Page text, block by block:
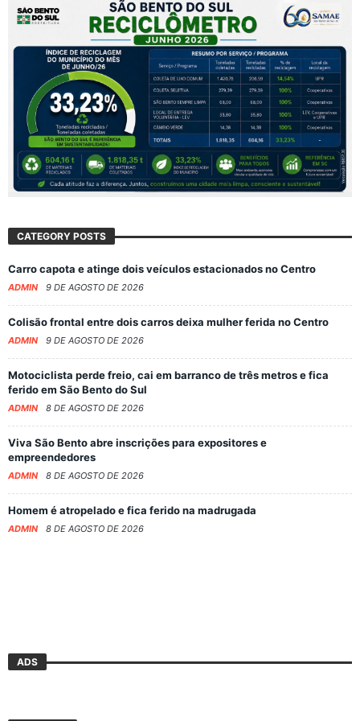
CATEGORY POSTS
Carro capota e atinge dois veículos estacionados no Centro
ADMIN 9 DE AGOSTO DE 2026
Colisão frontal entre dois carros deixa mulher ferida no Centro
ADMIN 9 DE AGOSTO DE 2026
Motociclista perde freio, cai em barranco de três metros e fica
ferido em São Bento do Sul
ADMIN 8 DE AGOSTO DE 2026
Viva São Bento abre inscrições para expositores e
empreendedores
ADMIN 8 DE AGOSTO DE 2026
Homem é atropelado e fica ferido na madrugada
ADMIN 8 DE AGOSTO DE 2026
ADS